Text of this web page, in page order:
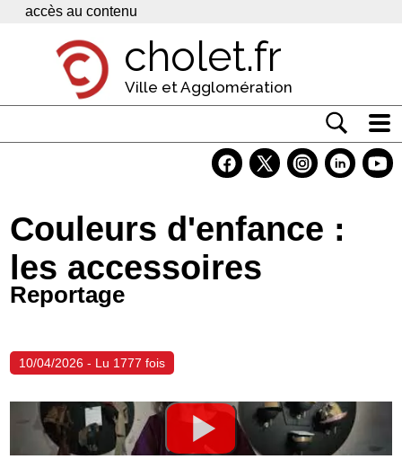
Panneau de gestion des cookies
accès au contenu
cholet.fr
Ville et Agglomération
Economie
Services
Contacts
Couleurs d'enfance :
les accessoires
Reportage
10/04/2026 - Lu 1777 fois